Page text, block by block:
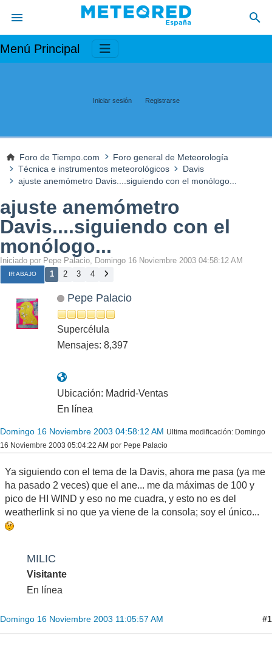
Menú Principal
Iniciar sesión Registrarse
Foro de Tiempo.com
Foro general de Meteorología
Técnica e instrumentos meteorológicos
Davis
ajuste anemómetro Davis....siguiendo con el monólogo...
ajuste anemómetro
Davis....siguiendo con el
monólogo...
Iniciado por Pepe Palacio, Domingo 16 Noviembre 2003 04:58:12 AM
IR ABAJO 1 2 3 4
Pepe Palacio
Supercélula
Mensajes: 8,397
Ubicación: Madrid-Ventas
En línea
Domingo 16 Noviembre 2003 04:58:12 AM Ultima modificación: Domingo
16 Noviembre 2003 05:04:22 AM por Pepe Palacio
Ya siguiendo con el tema de la Davis, ahora me pasa (ya me
ha pasado 2 veces) que el ane... me da máximas de 100 y
pico de HI WIND y eso no me cuadra, y esto no es del
weatherlink si no que ya viene de la consola; soy el único...
MILIC
Visitante
En línea
Domingo 16 Noviembre 2003 11:05:57 AM #1